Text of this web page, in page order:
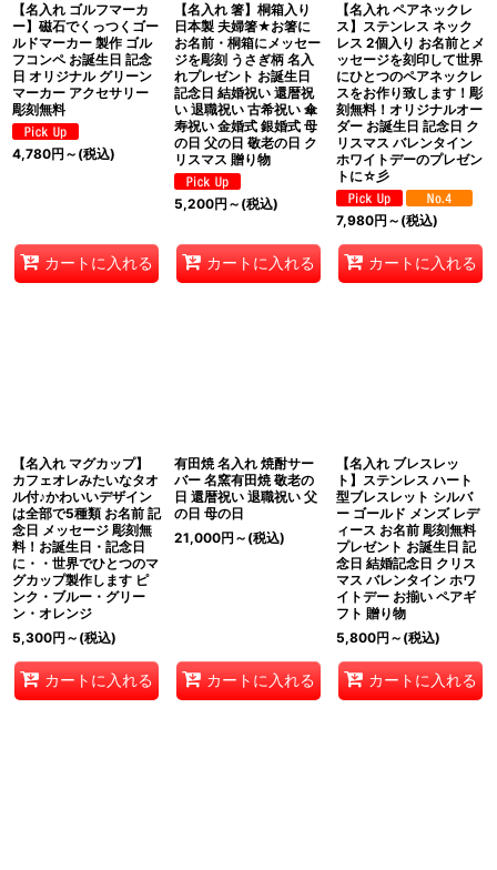
【名入れ ゴルフマーカ
ー】磁石でくっつくゴー
ルドマーカー 製作 ゴル
フコンペ お誕生日 記念
日 オリジナル グリーン
マーカー アクセサリー
彫刻無料
4,780円 ～ (税込)
カートに入れる
【名入れ 箸】桐箱入り
日本製 夫婦箸★お箸に
お名前・桐箱にメッセー
ジを彫刻 うさぎ柄 名入
れプレゼント お誕生日
記念日 結婚祝い 還暦祝
い 退職祝い 古希祝い 傘
寿祝い 金婚式 銀婚式 母
の日 父の日 敬老の日 ク
リスマス 贈り物
5,200円 ～ (税込)
カートに入れる
【名入れ ペアネックレ
ス】ステンレス ネック
レス 2個入り お名前とメ
ッセージを刻印して世界
にひとつのペアネックレ
スをお作り致します！彫
刻無料！オリジナルオー
ダー お誕生日 記念日 ク
リスマス バレンタイン
ホワイトデーのプレゼン
トに☆彡
7,980円 ～ (税込)
カートに入れる
【名入れ マグカップ】
カフェオレみたいなタオ
ル付♪かわいいデザイン
は全部で5種類 お名前 記
念日 メッセージ 彫刻無
料！お誕生日・記念日
に・・世界でひとつのマ
グカップ製作します ピ
ンク・ブルー・グリー
ン・オレンジ
5,300円 ～ (税込)
カートに入れる
有田焼 名入れ 焼酎サー
バー 名窯有田焼 敬老の
日 還暦祝い 退職祝い 父
の日 母の日
21,000円 ～ (税込)
カートに入れる
【名入れ ブレスレッ
ト】ステンレス ハート
型ブレスレット シルバ
ー ゴールド メンズ レデ
ィース お名前 彫刻無料
プレゼント お誕生日 記
念日 結婚記念日 クリス
マス バレンタイン ホワ
イトデー お揃い ペアギ
フト 贈り物
5,800円 ～ (税込)
カートに入れる